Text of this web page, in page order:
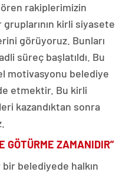
rakiplerimizin
kirli siyasete
görüyoruz. Bunları
süreç başlatıldı. Bu
motivasyonu belediye
etmektir. Bu kirli
kazandıktan sonra
GÖTÜRME ZAMANIDIR”
bir belediyede halkın